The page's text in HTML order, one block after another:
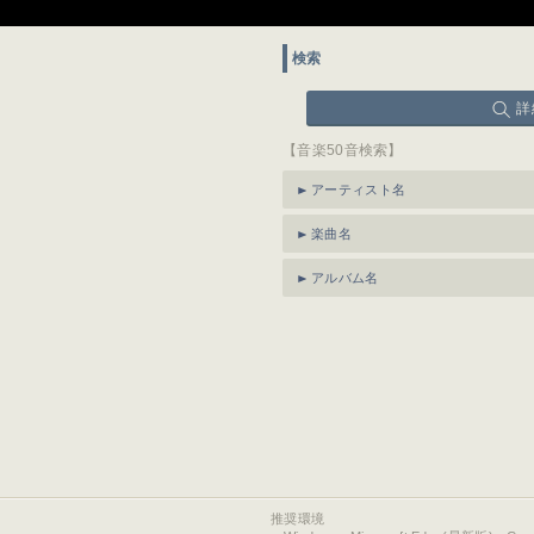
検索
詳
【音楽50音検索】
アーティスト名
楽曲名
アルバム名
推奨環境